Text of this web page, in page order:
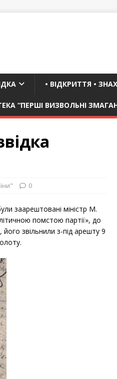
• ВІДКРИТТЯ •
“ПЕРШІ ВИЗВОЛЬНІ
0
заарештовані міністр М.
помстою партії», до
звільнили з-під арешту 9